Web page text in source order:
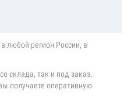
любой регион России, в
склада, так и под заказ.
получаете оперативную